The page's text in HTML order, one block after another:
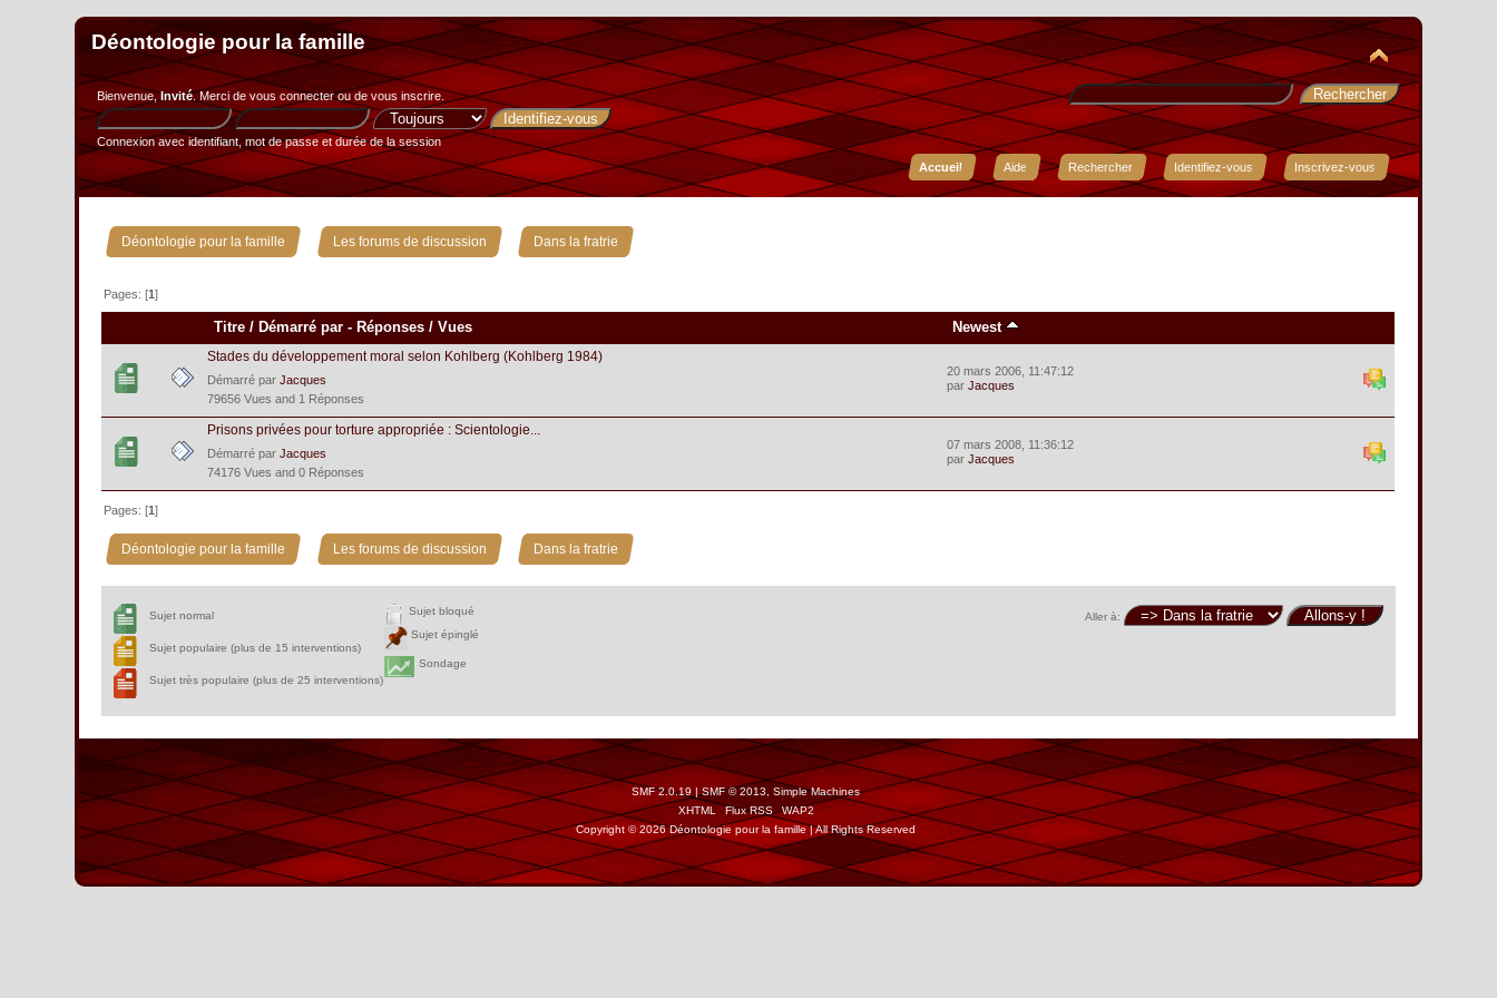
Déontologie pour la famille
Bienvenue,Invité. Merci devous connecterou devous inscrire.
Connexion avec identifiant, mot de passe et durée de la session
Accueil
Aide Rechercher Identifiez-vous Inscrivez-vous
Déontologie pour la famille » Les forums de discussion » Dans la fratrie
Pages: [1]
Titre / Démarré par - Réponses /Vues Newest
Stades du développement moral selon Kohlberg (Kohlberg 1984)
Démarré parJacques
79656 Vues and 1 Réponses
20 mars 2006, 11:47:12
parJacques
Prisons privées pour torture appropriée : Scientologie...
Démarré parJacques
74176 Vues and 0 Réponses
07 mars 2008, 11:36:12
parJacques
Pages: [1]
Déontologie pour la famille » Les forums de discussion » Dans la fratrie
Aller à:
Sujet normal
Sujet populaire (plus de 15 interventions)
Sujet très populaire (plus de 25 interventions)
Sujet bloqué
Sujet épinglé
Sondage
SMF 2.0.19 | SMF © 2013
Simple Machines
XHTML
Flux RSS
WAP2
Copyright © 2026 Déontologie pour la famille | All Rights Reserved